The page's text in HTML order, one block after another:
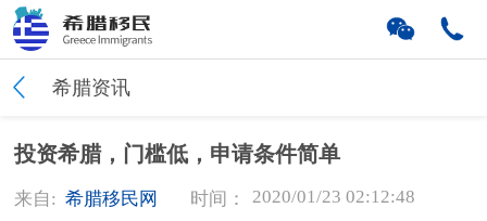
希腊资讯
投资希腊，门槛低，申请条件简单
来自: 希腊移民网 时间： 2020/01/23 02:12:48